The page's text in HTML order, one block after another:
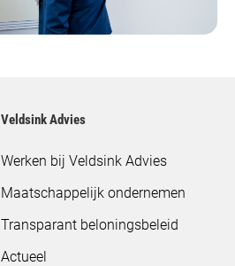
Veldsink Advies
Werken bij Veldsink Advies
Maatschappelijk ondernemen
Transparant beloningsbeleid
Actueel